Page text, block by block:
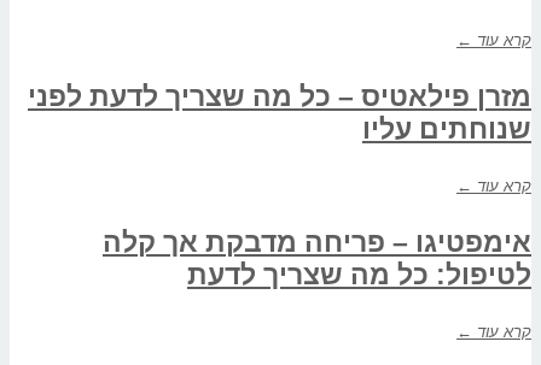
קרא עוד ←
מזרן פילאטיס – כל מה שצריך לדעת לפני
שנוחתים עליו
קרא עוד ←
אימפטיגו – פריחה מדבקת אך קלה
לטיפול: כל מה שצריך לדעת
קרא עוד ←